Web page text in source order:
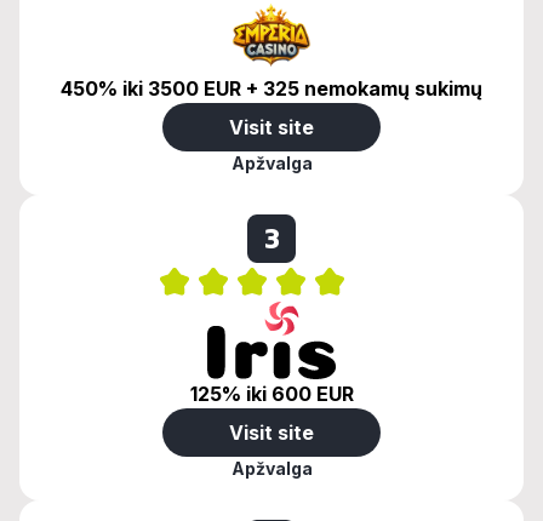
450% iki 3500 EUR + 325 nemokamų sukimų
Visit site
Apžvalga
3
125% iki 600 EUR
Visit site
Apžvalga